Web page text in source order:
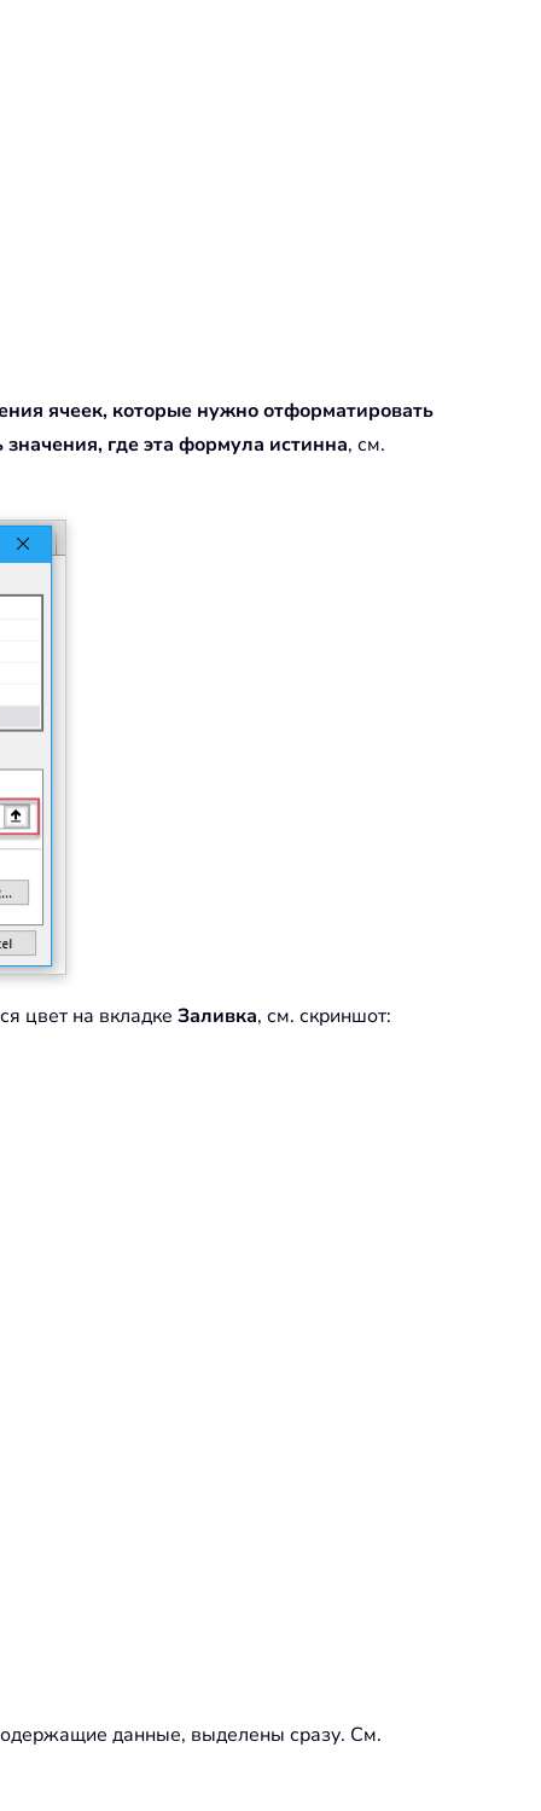
ячеек, которые нужно отформатировать
где эта формула истинна, см.
цвет на вкладке Заливка, см. скриншот:
данные, выделены сразу. См.